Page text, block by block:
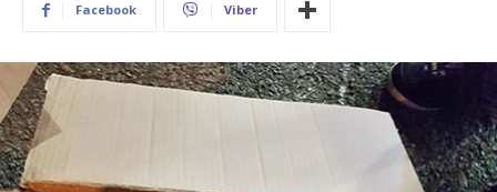
Facebook Viber